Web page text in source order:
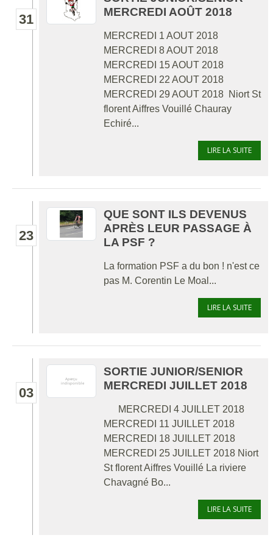
31
MERCREDI AOÛT 2018
MERCREDI 1 AOUT 2018
MERCREDI 8 AOUT 2018
MERCREDI 15 AOUT 2018
MERCREDI 22 AOUT 2018
MERCREDI 29 AOUT 2018 Niort St
florent Aiffres Vouillé Chauray
Echiré...
LIRE LA SUITE
23
QUE SONT ILS DEVENUS
APRÈS LEUR PASSAGE À
LA PSF ?
La formation PSF a du bon ! n'est ce
pas M. Corentin Le Moal...
LIRE LA SUITE
03
SORTIE JUNIOR/SENIOR
MERCREDI JUILLET 2018
MERCREDI 4 JUILLET 2018
MERCREDI 11 JUILLET 2018
MERCREDI 18 JUILLET 2018
MERCREDI 25 JUILLET 2018 Niort
St florent Aiffres Vouillé La riviere
Chavagné Bo...
LIRE LA SUITE